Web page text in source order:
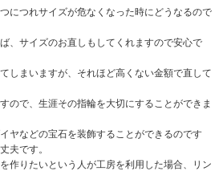
につれサイズが危なくなった時にどうなるので
、サイズのお直しもしてくれますので安心で
しまいますが、それほど高くない金額で直して
ので、生涯その指輪を大切にすることができま
ヤなどの宝石を装飾することができるのです
夫です。
作りたいという人が工房を利用した場合、リン